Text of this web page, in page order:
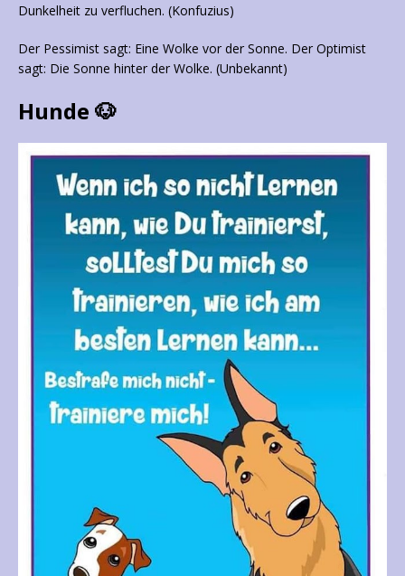
Dunkelheit zu verfluchen. (Konfuzius)
Der Pessimist sagt: Eine Wolke vor der Sonne. Der Optimist
sagt: Die Sonne hinter der Wolke. (Unbekannt)
Hunde 🐶